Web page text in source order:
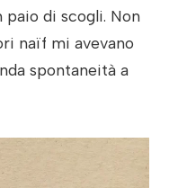
di scogli. Non
naïf mi avevano
spontaneità a